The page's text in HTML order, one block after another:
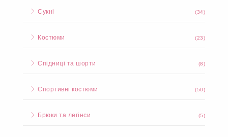
Сукні (34)
Костюми (23)
Спідниці та шорти (8)
Спортивні костюми (50)
Брюки та легінси (5)